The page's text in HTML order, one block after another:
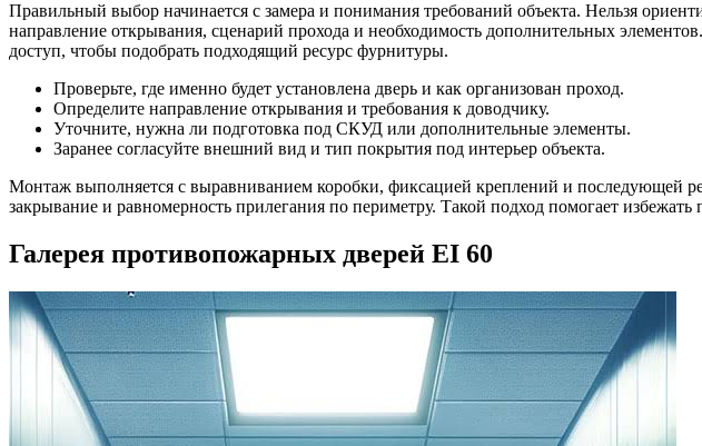
Правильный выбор начинается с замера и понимания требований объекта. Нельзя
направление открывания, сценарий прохода и необходимость дополнительных
доступ, чтобы подобрать подходящий ресурс фурнитуры.
Проверьте, где именно будет установлена дверь и как организован проход.
Определите направление открывания и требования к доводчику.
Уточните, нужна ли подготовка под СКУД или дополнительные элементы.
Заранее согласуйте внешний вид и тип покрытия под интерьер объекта.
Монтаж выполняется с выравниванием коробки, фиксацией креплений и последующей
закрывание и равномерность прилегания по периметру. Такой подход помогает
Галерея противопожарных дверей EI 60